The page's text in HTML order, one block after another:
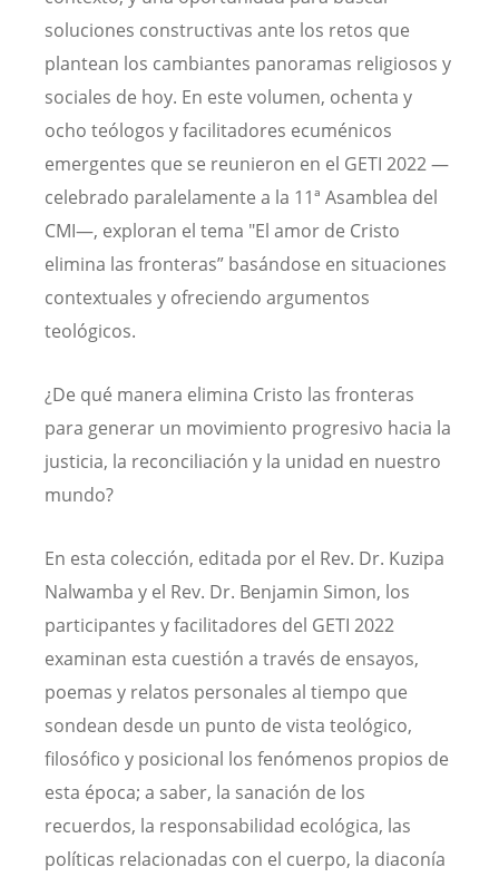
soluciones constructivas ante los retos que
plantean los cambiantes panoramas religiosos y
sociales de hoy. En este volumen, ochenta y
ocho teólogos y facilitadores ecuménicos
emergentes que se reunieron en el GETI 2022 —
celebrado paralelamente a la 11ª Asamblea del
CMI—, exploran el tema "El amor de Cristo
elimina las fronteras” basándose en situaciones
contextuales y ofreciendo argumentos
teológicos.
¿De qué manera elimina Cristo las fronteras
para generar un movimiento progresivo hacia la
justicia, la reconciliación y la unidad en nuestro
mundo?
En esta colección, editada por el Rev. Dr. Kuzipa
Nalwamba y el Rev. Dr. Benjamin Simon, los
participantes y facilitadores del GETI 2022
examinan esta cuestión a través de ensayos,
poemas y relatos personales al tiempo que
sondean desde un punto de vista teológico,
filosófico y posicional los fenómenos propios de
esta época; a saber, la sanación de los
recuerdos, la responsabilidad ecológica, las
políticas relacionadas con el cuerpo, la diaconía